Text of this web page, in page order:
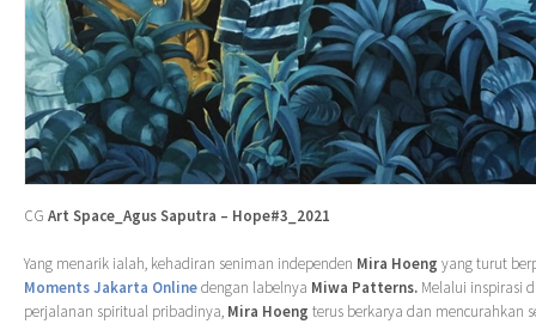
CG Art Space_Agus Saputra – Hope#3_2021
Yang menarik ialah, kehadiran seniman independen Mira Hoeng yang turut
Moments Jakarta Onlinedengan labelnya Miwa Patterns. Melalui inspirasi
perjalanan spiritual pribadinya, Mira Hoeng terus berkarya dan mencurahkan